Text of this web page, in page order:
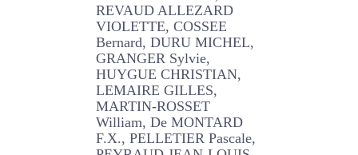
Hommage à
Claude Béranger
PFLIMLIN ANDRE, REVAUD
ALLEZARD VIOLETTE,
COSSEE Bernard, DURU
MICHEL, GRANGER Sylvie,
HUYGUE CHRISTIAN,
LEMAIRE GILLES, MARTIN-